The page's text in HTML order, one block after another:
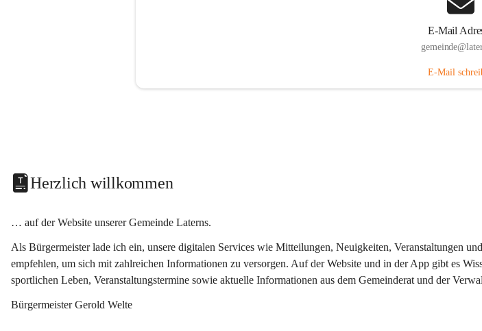
E-Mail
E-Mail
Herzlich willkommen
… auf der Website unserer Gemeinde Laterns.
Als Bürgermeister lade ich ein, unsere digitalen Services wie Mitteilungen, Neuigkeiten, Veranstaltungen
empfehlen, um sich mit zahlreichen Informationen zu versorgen. Auf der Website und in der App gibt es
sportlichen Leben, Veranstaltungstermine sowie aktuelle Informationen aus dem Gemeinderat und der
Bürgermeister Gerold Welte